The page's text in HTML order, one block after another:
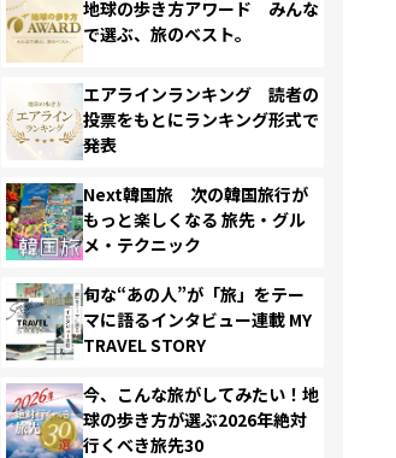
地球の歩き方アワード みんな
で選ぶ、旅のベスト。
エアラインランキング 読者の
投票をもとにランキング形式で
発表
Next韓国旅 次の韓国旅行が
もっと楽しくなる 旅先・グル
メ・テクニック
旬な“あの人”が「旅」をテー
マに語るインタビュー連載 MY
TRAVEL STORY
今、こんな旅がしてみたい！地
球の歩き方が選ぶ2026年絶対
行くべき旅先30